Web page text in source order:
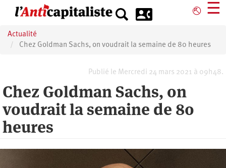
principal
⎋ ☰
Actualité
Chez Goldman Sachs, on voudrait la semaine de 80 heures
Publié le Mercredi 24 mars 2021 à 09h48.
Chez Goldman Sachs, on
voudrait la semaine de 80
heures